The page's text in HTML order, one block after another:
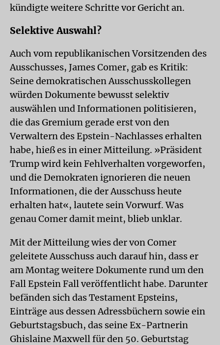
kündigte weitere Schritte vor Gericht an.
Selektive Auswahl?
Auch vom republikanischen Vorsitzenden des
Ausschusses, James Comer, gab es Kritik:
Seine demokratischen Ausschusskollegen
würden Dokumente bewusst selektiv
auswählen und Informationen politisieren,
die das Gremium gerade erst von den
Verwaltern des Epstein-Nachlasses erhalten
habe, hieß es in einer Mitteilung. »Präsident
Trump wird kein Fehlverhalten vorgeworfen,
und die Demokraten ignorieren die neuen
Informationen, die der Ausschuss heute
erhalten hat«, lautete sein Vorwurf. Was
genau Comer damit meint, blieb unklar.
Mit der Mitteilung wies der von Comer
geleitete Ausschuss auch darauf hin, dass er
am Montag weitere Dokumente rund um den
Fall Epstein Fall veröffentlicht habe. Darunter
befänden sich das Testament Epsteins,
Einträge aus dessen Adressbüchern sowie ein
Geburtstagsbuch, das seine Ex-Partnerin
Ghislaine Maxwell für den 50. Geburtstag